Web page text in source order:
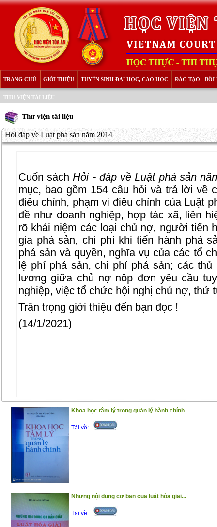
TRANG CHỦ GIỚI THIỆU TUYỂN SINH ĐẠI HỌC, CAO HỌC ĐÀO TẠO - BỒI
THƯ VIỆN TÀI LIỆU
Thư viện tài liệu
Hỏi đáp về Luật phá sản năm 2014
Cuốn sáchHỏi - đáp về Luật phá sản
mục, bao gồm 154 câu hỏi và trả lời về
điều chỉnh, phạm vi điều chỉnh của Luật
đề như doanh nghiệp, hợp tác xã, liên
rõ khái niệm các loại chủ nợ, người tiến
gia phá sản, chi phí khi tiến hành phá
phá sản và quyền, nghĩa vụ của các tổ
lệ phí phá sản, chi phí phá sản; các
lượng giữa chủ nợ nộp đơn yêu cầu
nghiệp, việc tổ chức hội nghị chủ nợ,
Trân trọng giới thiệu đến bạn đọc !
(14/1/2021)
Khoa học tâm lý trong quản lý hành chính
Tải về:
Những nội dung cơ bản của luật hòa giải...
Tải về: